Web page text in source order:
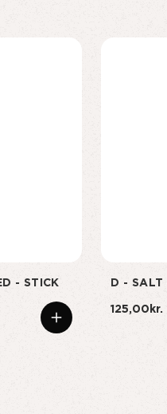
- STICK D - SALT
125,00kr.